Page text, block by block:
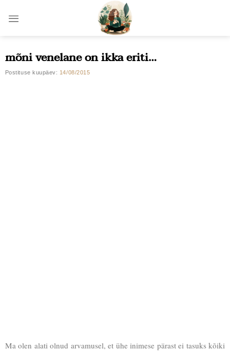
mõni venelane on ikka eriti…
Postituse kuupäev: 14/08/2015
Ma olen alati olnud arvamusel, et ühe inimese pärast ei tasuks kõiki